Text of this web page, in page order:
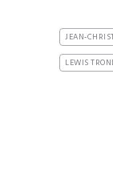
JEAN-
LEWIS